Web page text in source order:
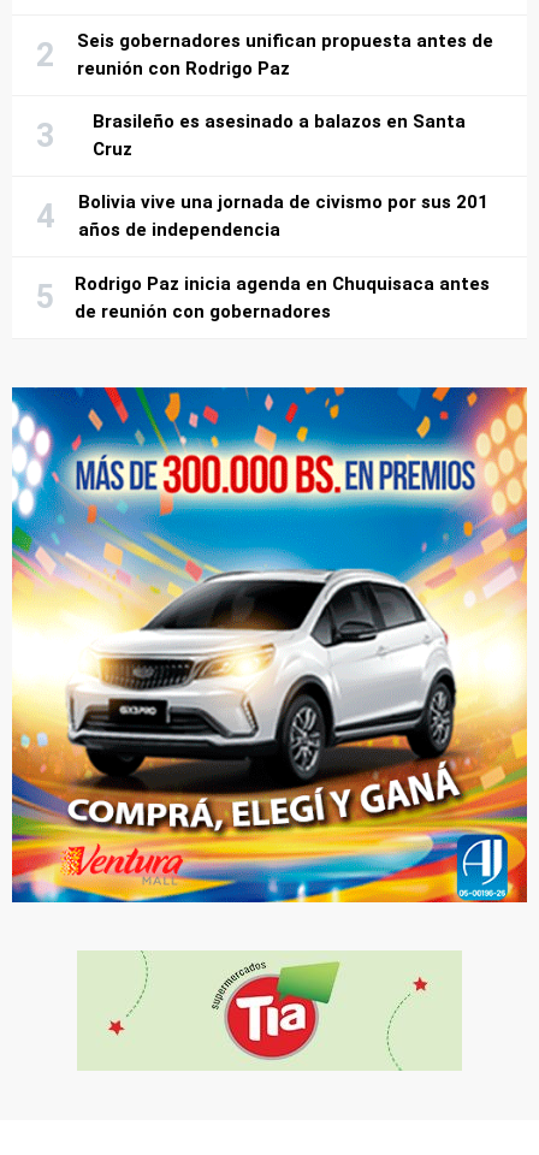
Seis gobernadores unifican propuesta antes de
reunión con Rodrigo Paz
Brasileño es asesinado a balazos en Santa
Cruz
Bolivia vive una jornada de civismo por sus 201
años de independencia
Rodrigo Paz inicia agenda en Chuquisaca antes
de reunión con gobernadores